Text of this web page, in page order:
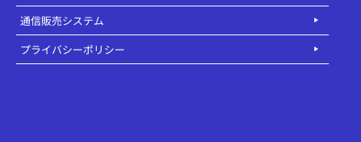
通信販売システム
プライバシーポリシー